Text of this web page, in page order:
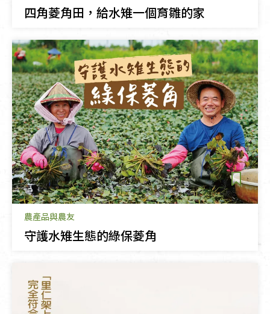
四角菱角田，給水雉一個育雛的家
農產品與農友
守護水雉生態的綠保菱角